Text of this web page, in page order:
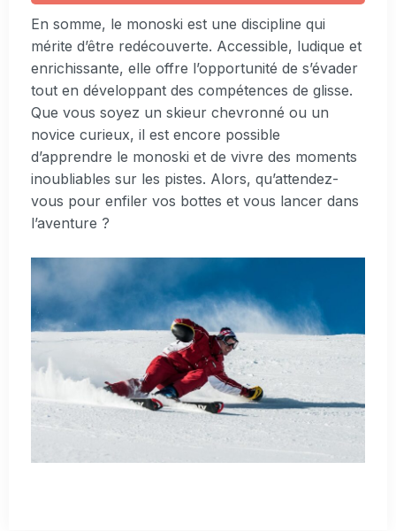
En somme, le monoski est une discipline qui
mérite d’être redécouverte. Accessible, ludique et
enrichissante, elle offre l’opportunité de s’évader
tout en développant des compétences de glisse.
Que vous soyez un skieur chevronné ou un
novice curieux, il est encore possible
d’apprendre le monoski et de vivre des moments
inoubliables sur les pistes. Alors, qu’attendez-
vous pour enfiler vos bottes et vous lancer dans
l’aventure ?